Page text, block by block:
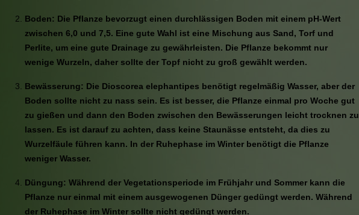
Boden: Die Pflanze bevorzugt einen durchlässigen Boden mit einem pH-Wert
zwischen 6,0 und 7,5. Eine gute Wahl ist eine Mischung aus Sand, Torf und
Perlite, um eine gute Drainage zu gewährleisten. Die Pflanze bekommt nur
wenige Wurzeln, daher sollte der Topf nicht zu groß gewählt werden.
Bewässerung: Die Dioscorea elephantipes benötigt regelmäßig Wasser, aber der
Boden sollte nicht zu nass sein. Es ist besser, die Pflanze einmal pro Woche gut
zu gießen und dann den Boden zwischen den Bewässerungen leicht trocknen zu
lassen. Es ist darauf zu achten, dass keine Staunässe entsteht, da dies zu
Wurzelfäule führen kann. In der Ruhephase im Winter benötigt die Pflanze
weniger Wasser.
Düngung: Während der Vegetationsperiode im Frühjahr und Sommer kann die
Pflanze nur einmal mit einem ausgewogenen Dünger gedüngt werden. Während
der Ruhephase im Winter sollte nicht gedüngt werden.